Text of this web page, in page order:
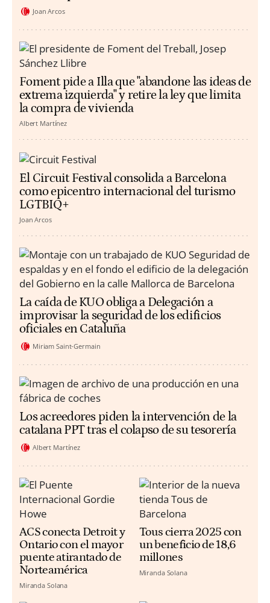
Joan Arcos
Foment pide a Illa que "abandone las ideas de
extrema izquierda" y retire la ley que limita
la compra de vivienda
Albert Martínez
El Circuit Festival consolida a Barcelona
como epicentro internacional del turismo
LGTBIQ+
Joan Arcos
La caída de KUO obliga a Delegación a
improvisar la seguridad de los edificios
oficiales en Cataluña
Miriam Saint-Germain
Los acreedores piden la intervención de la
catalana PPT tras el colapso de su tesorería
Albert Martínez
ACS conecta Detroit y
Ontario con el mayor
puente atirantado de
Norteamérica
Miranda Solana
Tous cierra 2025 con
un beneficio de 18,6
millones
Miranda Solana